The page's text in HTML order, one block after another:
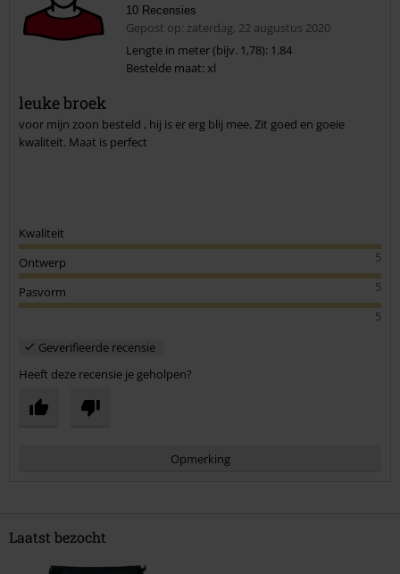
Commentaar versturen
10 Recensies
Gepost op: zaterdag, 22 augustus 2020
Lengte in meter (bijv. 1,78): 1.84
Bestelde maat: xl
leuke broek
voor mijn zoon besteld , hij is er erg blij mee. Zit goed en goeie
kwaliteit. Maat is perfect
Kwaliteit
5
Ontwerp
5
Pasvorm
5
Geverifieerde recensie
Heeft deze recensie je geholpen?
Opmerking
Laatst bezocht